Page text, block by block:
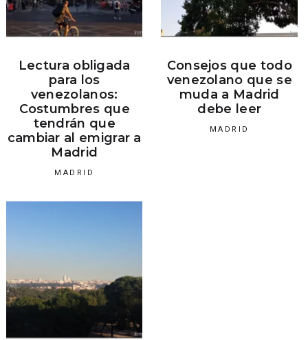
Lectura obligada
para los
venezolanos:
Costumbres que
tendrán que
cambiar al emigrar a
Madrid
MADRID
Consejos que todo
venezolano que se
muda a Madrid
debe leer
MADRID